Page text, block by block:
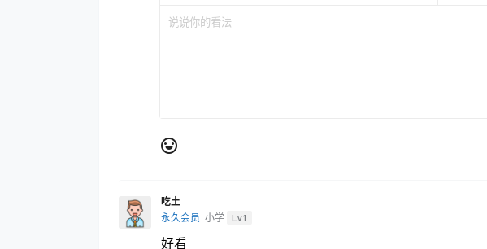
吃土
永久会员 小学 Lv1
好看